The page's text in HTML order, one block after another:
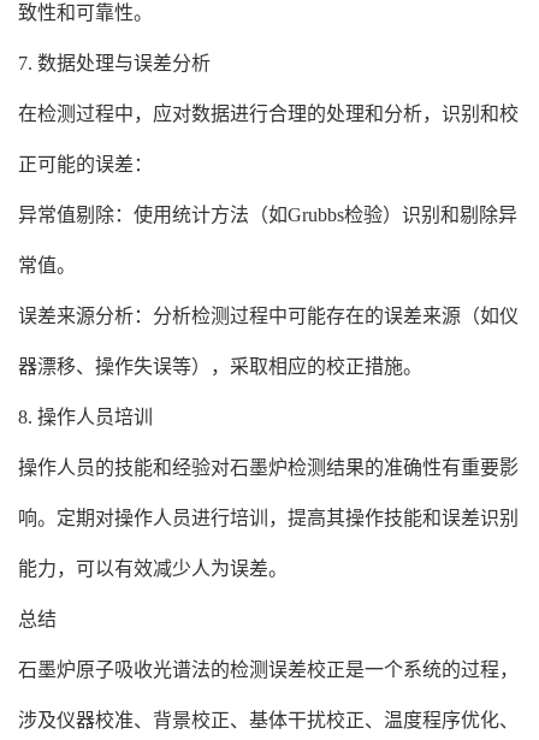
致性和可靠性。
7. 数据处理与误差分析
在检测过程中，应对数据进行合理的处理和分析，识别和校
正可能的误差：
异常值剔除：使用统计方法（如Grubbs检验）识别和剔除异
常值。
误差来源分析：分析检测过程中可能存在的误差来源（如仪
器漂移、操作失误等），采取相应的校正措施。
8. 操作人员培训
操作人员的技能和经验对石墨炉检测结果的准确性有重要影
响。定期对操作人员进行培训，提高其操作技能和误差识别
能力，可以有效减少人为误差。
总结
石墨炉原子吸收光谱法的检测误差校正是一个系统的过程，
涉及仪器校准、背景校正、基体干扰校正、温度程序优化、